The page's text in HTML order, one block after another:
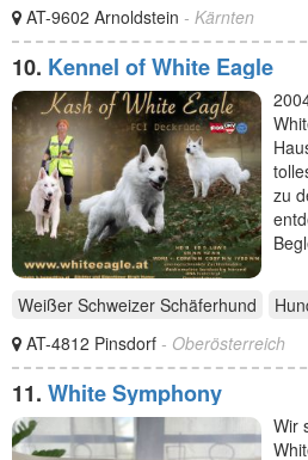
AT-9602 Arnoldstein - Kärnten
10. Kennel of White Eagle
zu
Weißer Schweizer Schäferhund
AT-4812 Pinsdorf - Oberösterreich
11. White Symphony
Wir